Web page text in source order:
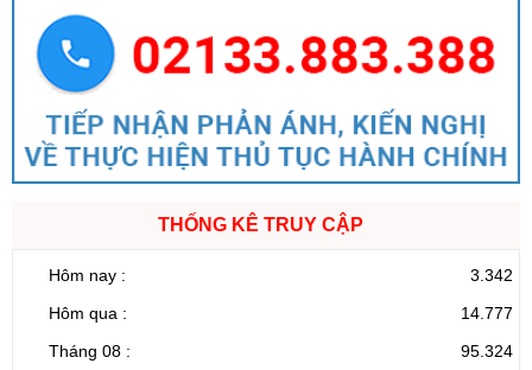
THỐNG KÊ TRUY CẬP
Hôm nay :
3.342
Hôm qua :
14.777
Tháng 08 :
95.324